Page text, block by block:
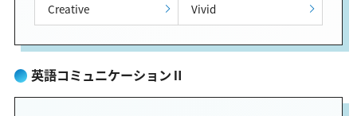
Creative Vivid
英語コミュニケーションⅡ